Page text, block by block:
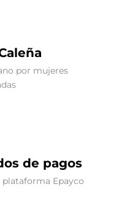
por mujeres
de pagos
Epayco